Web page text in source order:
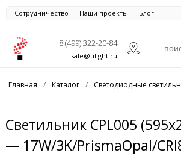
Сотрудничество Наши проекты Блог
8 (499) 322-20-84
sale@ulight.ru
Главная / Каталог / Светодиодные
Светильник CPL005
— 17W/3K/PrismaOpal/